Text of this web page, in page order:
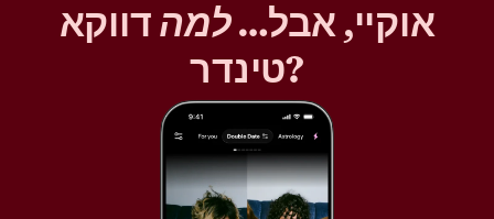
אוקיי, אבל…למהדווקא
טינדר?